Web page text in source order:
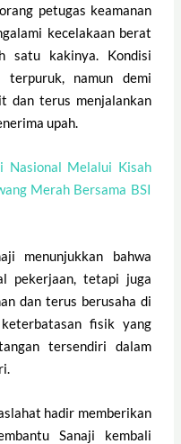
petugas keamanan
kecelakaan berat
satu kakinya. Kondisi
terpuruk, namun demi
dan terus menjalankan
upah.
Nasional Melalui Kisah
Merah Bersama BSI
menunjukkan bahwa
pekerjaan, tetapi juga
dan terus berusaha di
fisik yang
tersendiri dalam
hadir memberikan
Sanaji kembali